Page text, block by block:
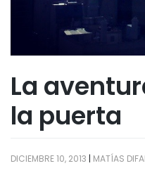
La
la puerta
DICIEMBRE 10, 2013 | MATÍAS